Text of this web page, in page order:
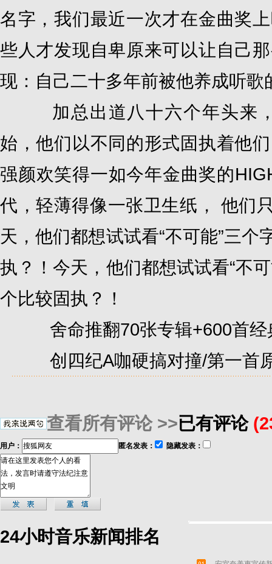
名字，我们最近一次才在金曲奖
些人才发现自卑原来可以让自己
现：自己二十多年前被他养成听
加总出道八十六个年头来，
始，他们以不同的形式固执着他
强颜欢笑得一如今年金曲奖的
代，轻薄得像一张卫生纸， 他们
天，他们都想试试看“不可能”三
执？！今天，他们都想试试看“不
个比较固执？！
舍命推翻70张专辑+600首经
创四纪A咖硬搞对撞/第一首原
查看所有评论 >>已有评论
用户： 匿名发表： 隐藏发表：
24小时音乐新闻排名